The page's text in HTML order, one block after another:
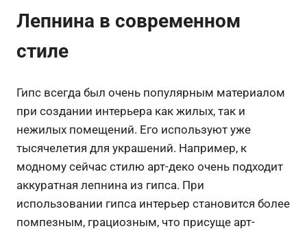
Лепнина в современном
стиле
Гипс всегда был очень популярным материалом
при создании интерьера как жилых, так и
нежилых помещений. Его используют уже
тысячелетия для украшений. Например, к
модному сейчас стилю арт-деко очень подходит
аккуратная лепнина из гипса. При
использовании гипса интерьер становится более
помпезным, грациозным, что присуще арт-